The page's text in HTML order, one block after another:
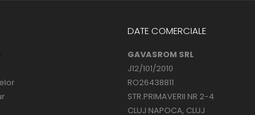
DATE COMERCIALE
GAVASROM SRL
J12/101/2010
RO26438811
STR.PRIMAVERII NR 2-4
CLUJ NAPOCA, CLUJ